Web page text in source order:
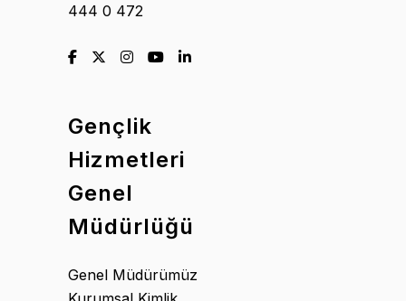
444 0 472
Gençlik
Hizmetleri
Genel
Müdürlüğü
Genel Müdürümüz